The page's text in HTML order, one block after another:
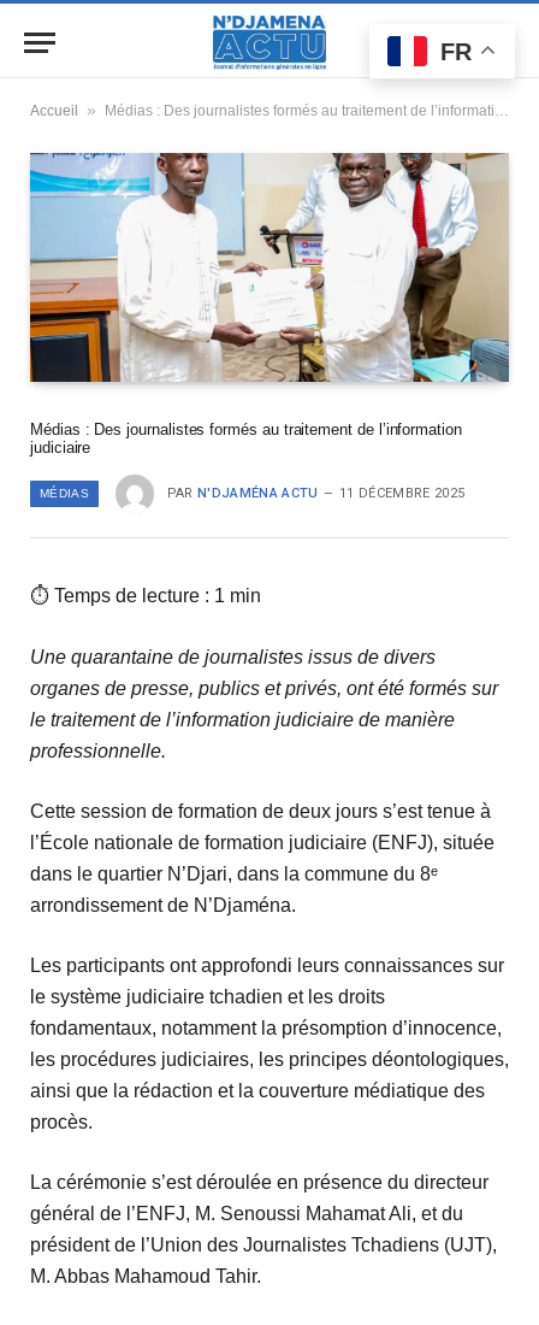
Accueil » Médias : Des journalistes formés au traitement de l’information judiciaire
Médias : Des journalistes formés au traitement de l’information
judiciaire
MÉDIAS PAR N'DJAMÉNA ACTU 11 DÉCEMBRE 2025
⏱ Temps de lecture : 1 min
Une quarantaine de journalistes issus de divers
organes de presse, publics et privés, ont été formés sur
le traitement de l’information judiciaire de manière
professionnelle.
Cette session de formation de deux jours s’est tenue à
l’École nationale de formation judiciaire (ENFJ), située
dans le quartier N’Djari, dans la commune du 8ᵉ
arrondissement de N’Djaména.
Les participants ont approfondi leurs connaissances sur
le système judiciaire tchadien et les droits
fondamentaux, notamment la présomption d’innocence,
les procédures judiciaires, les principes déontologiques,
ainsi que la rédaction et la couverture médiatique des
procès.
La cérémonie s’est déroulée en présence du directeur
général de l’ENFJ, M. Senoussi Mahamat Ali, et du
président de l’Union des Journalistes Tchadiens (UJT),
M. Abbas Mahamoud Tahir.
FR